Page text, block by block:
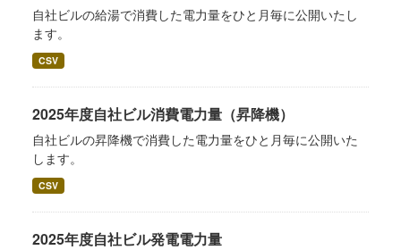
自社ビルの給湯で消費した電力量をひと月毎に公開いたし
ます。
CSV
2025年度自社ビル消費電力量（昇降機）
自社ビルの昇降機で消費した電力量をひと月毎に公開いた
します。
CSV
2025年度自社ビル発電電力量